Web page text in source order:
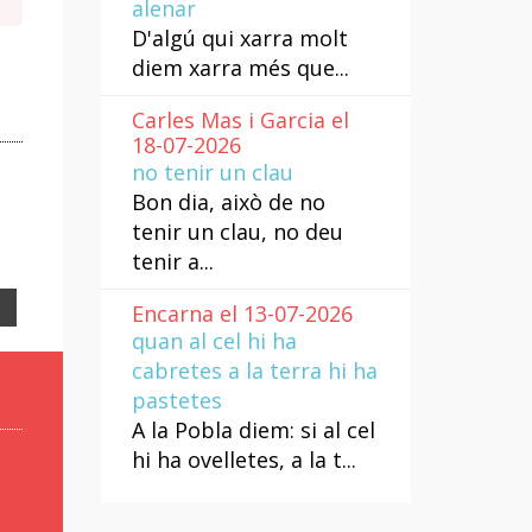
alenar
D'algú qui xarra molt
diem xarra més que...
Carles Mas i Garcia el
18-07-2026
no tenir un clau
Bon dia, això de no
tenir un clau, no deu
tenir a...
Encarna el 13-07-2026
quan al cel hi ha
cabretes a la terra hi ha
pastetes
A la Pobla diem: si al cel
hi ha ovelletes, a la t...